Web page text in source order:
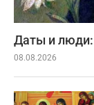
Даты и люди:
08.08.2026